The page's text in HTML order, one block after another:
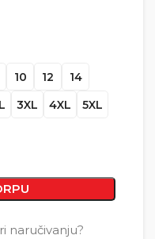
10 12
14
3XL 4XL 5XL
naručivanju?